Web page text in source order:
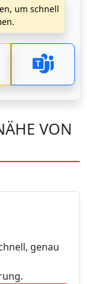
um schnell
VON
genau